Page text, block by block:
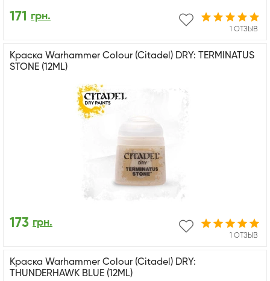
1 ОТЗЫВ
171 грн.
Краска Warhammer Colour (Citadel) DRY: TERMINATUS
STONE (12ML)
1 ОТЗЫВ
173 грн.
Краска Warhammer Colour (Citadel) DRY:
THUNDERHAWK BLUE (12ML)